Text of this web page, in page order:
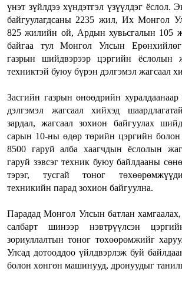
үнэт зүйлдээ хүндэтгэл үзүүлдэг ёслол.
байгуулагдсаны 2235 жил, Их Монгол
825 жилийн ой, Ардын хувьсгалын 105
байгаа тул Монгол Улсын
газрын шийдвэрээр цэргийн ёслолын
техниктэй буюу бүрэн дэлгэмэл жагсаал
Засгийн газрын өнөөдрийн хуралдаанаар
дэлгэмэл жагсаал хийхэд
зардал, жагсаал зохион байгуулах
сарын 10-ны өдөр төрийн цэргийн болон
8500 гаруй алба хаагчдын ёслолын
гаруй зэвсэг техник буюу байлдааны
тэрэг, тусгай тоног
техникийн парад зохион байгуулна.
Парадад Монгол Улсын батлан
салбарт шинээр нэвтрүүлсэн
зориуллалтын тоног төхөөрөмжийг
Улсад дотооддоо үйлдвэрлэж буй
болон хөнгөн машинууд, дронуудыг